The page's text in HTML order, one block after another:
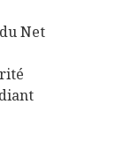
Net